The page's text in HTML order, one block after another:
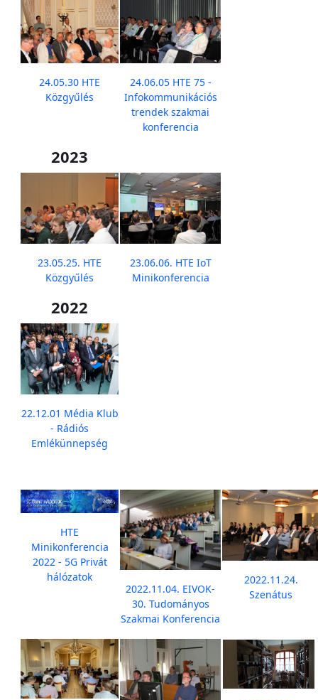
24.05.30 HTE
Közgyűlés
24.06.05 HTE 75 -
Infokommunikációs
trendek szakmai
konferencia
2023
23.05.25. HTE
Közgyűlés
23.06.06. HTE IoT
Minikonferencia
2022
22.12.01 Média Klub
- Rádiós
Emlékünnepség
HTE
Minikonferencia
2022 - 5G Privát
hálózatok
2022.11.04. EIVOK-
30. Tudományos
Szakmai Konferencia
2022.11.24.
Szenátus